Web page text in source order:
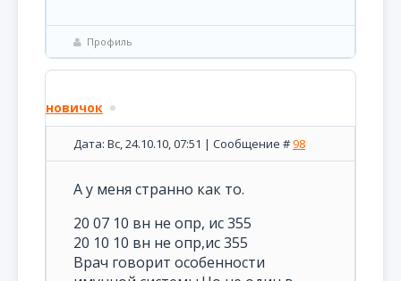
Профиль
новичок
Дата: Вс, 24.10.10, 07:51 | Сообщение #98
А у меня странно как то.
20 07 10 вн не опр, ис 355
20 10 10 вн не опр,ис 355
Врач говорит особенности